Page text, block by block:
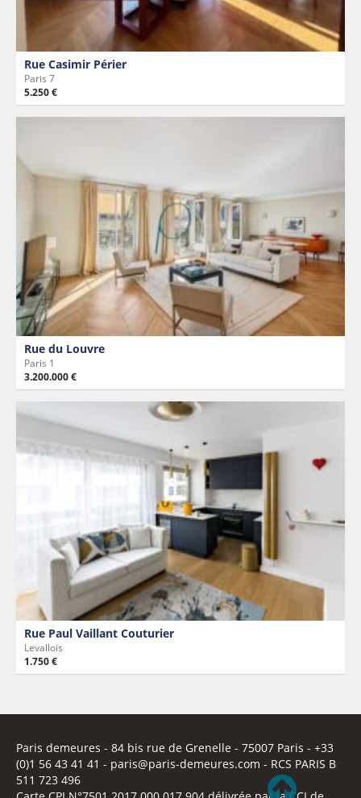
Rue Casimir Périer
Paris 7
5.250 €
Rue du Louvre
Paris 1
3.200.000 €
Rue Paul Vaillant Couturier
Levallois
1.750 €
Paris demeures - 84 bis rue de Grenelle - 75007 Paris - +33
(0)1 56 43 41 41 - paris@paris-demeures.com - RCS PARIS B
511 723 496